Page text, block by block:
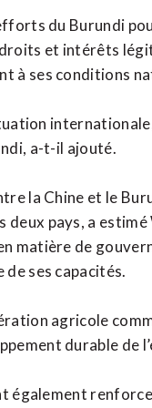
du Burundi
et intérêts
à ses conditions
a-t-il ajouté.
la Chine et le
pays, a
matière de
de ses capacités.
agricole
durable de
également